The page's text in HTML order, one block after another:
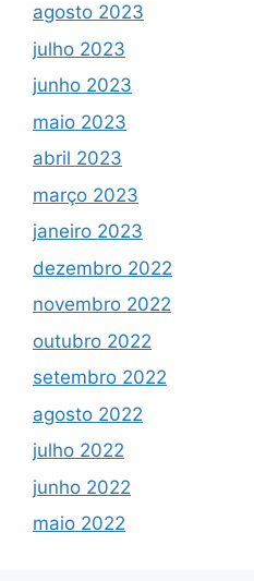
agosto 2023
julho 2023
junho 2023
maio 2023
abril 2023
março 2023
janeiro 2023
dezembro 2022
novembro 2022
outubro 2022
setembro 2022
agosto 2022
julho 2022
junho 2022
maio 2022